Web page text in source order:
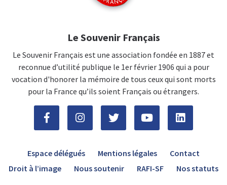
Le Souvenir Français
Le Souvenir Français est une association fondée en 1887 et
reconnue d’utilité publique le 1er février 1906 qui a pour
vocation d'honorer la mémoire de tous ceux qui sont morts
pour la France qu’ils soient Français ou étrangers.
Espace délégués Mentions légales
Contact
Droit à l’image
Nous soutenir RAFI-SF Nos statuts